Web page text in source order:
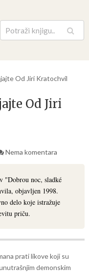
Pretraga
Od Jiri Kratochvil
Od Jiri
Nema komentara
"Dobrou noc, sladké
objavljen 1998.
delo koje istražuje
priču.
prati likove koji su
demonskim